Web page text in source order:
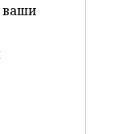
ваши